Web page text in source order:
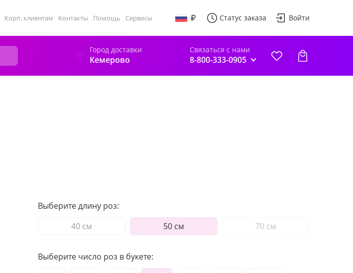
Корп. клиентам Контакты Помощь Сервисы Статус заказа Войти
Город доставки
Кемерово
Связаться с нами
8-800-333-0905
Выберите длину роз:
40 см
50 см 70 см
Выберите число роз в букете: